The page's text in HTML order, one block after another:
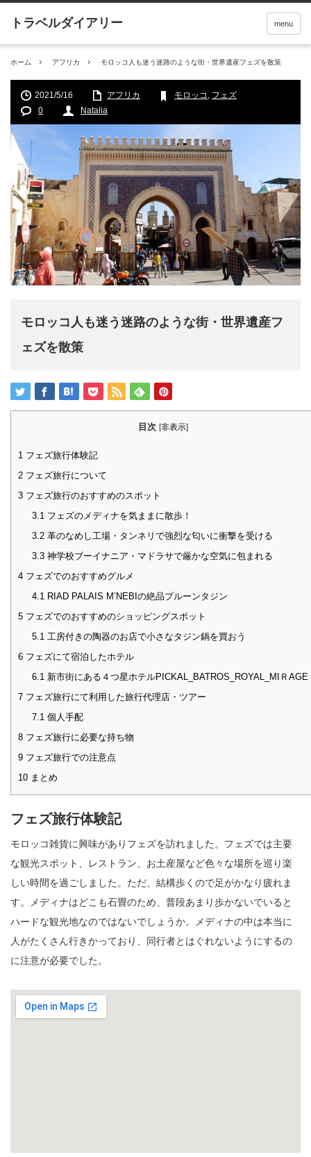
menu
ホーム アフリカ モロッコ人も迷う迷路のような街・世界遺産フェズを散策
2021/5/16 アフリカ モロッコ , フェズ
0
Natalia
モロッコ人も迷う迷路のような街・世界遺産フ
ェズを散策
目次 [非表示]
1 フェズ旅行体験記
2 フェズ旅行について
3 フェズ旅行のおすすめのスポット
3.1 フェズのメディナを気ままに散歩！
3.2革のなめし工場・タンネリで強烈な匂いに衝撃を受ける
3.3神学校ブーイナニア・マドラサで厳かな空気に包まれる
4 フェズでのおすすめグルメ
4.1 RIAD PALAIS M’NEBIの絶品プルーンタジン
5 フェズでのおすすめのショッピングスポット
5.1 工房付きの陶器のお店で小さなタジン鍋を買おう
6 フェズにて宿泊したホテル
6.1 新市街にある４つ星ホテルPICKAL_BATROS_ROYAL_MIＲAGE
7 フェズ旅行にて利用した旅行代理店・ツアー
7.1 個人手配
8 フェズ旅行に必要な持ち物
9 フェズ旅行での注意点
10 まとめ
フェズ旅行体験記
モロッコ雑貨に興味がありフェズを訪れました。フェズでは主要
な観光スポット、レストラン、お土産屋など色々な場所を巡り楽
しい時間を過ごしました。ただ、結構歩くので足がかなり疲れま
す。メディナはどこも石畳のため、普段あまり歩かないでいると
ハードな観光地なのではないでしょうか。メディナの中は本当に
人がたくさん行きかっており、同行者とはぐれないようにするの
に注意が必要でした。